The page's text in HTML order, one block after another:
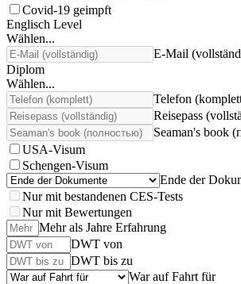
Covid-19 geimpft
Englisch Level
Wählen...
E-Mail
Diplom
Wählen...
Telefon
Reisepass
Seaman's book
USA-Visum
Schengen-Visum
Ende der
Nur mit bestandenen CES-Tests
Nur mit Bewertungen
Mehr als Jahre Erfahrung
DWT von
DWT bis zu
War auf Fahrt für